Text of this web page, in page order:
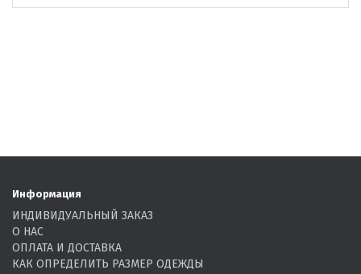
Информация
ИНДИВИДУАЛЬНЫЙ ЗАКАЗ
О НАС
ОПЛАТА И ДОСТАВКА
КАК ОПРЕДЕЛИТЬ РАЗМЕР ОДЕЖДЫ